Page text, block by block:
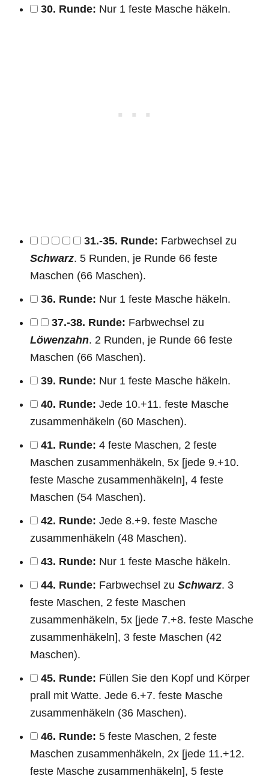
30. Runde: Nur 1 feste Masche häkeln.
31.-35. Runde: Farbwechsel zu
Schwarz. 5 Runden, je Runde 66 feste
Maschen (66 Maschen).
36. Runde: Nur 1 feste Masche häkeln.
37.-38. Runde: Farbwechsel zu
Löwenzahn. 2 Runden, je Runde 66 feste
Maschen (66 Maschen).
39. Runde: Nur 1 feste Masche häkeln.
40. Runde: Jede 10.+11. feste Masche
zusammenhäkeln (60 Maschen).
41. Runde: 4 feste Maschen, 2 feste
Maschen zusammenhäkeln, 5x [jede 9.+10.
feste Masche zusammenhäkeln], 4 feste
Maschen (54 Maschen).
42. Runde: Jede 8.+9. feste Masche
zusammenhäkeln (48 Maschen).
43. Runde: Nur 1 feste Masche häkeln.
44. Runde: Farbwechsel zu Schwarz. 3
feste Maschen, 2 feste Maschen
zusammenhäkeln, 5x [jede 7.+8. feste Masche
zusammenhäkeln], 3 feste Maschen (42
Maschen).
45. Runde: Füllen Sie den Kopf und Körper
prall mit Watte. Jede 6.+7. feste Masche
zusammenhäkeln (36 Maschen).
46. Runde: 5 feste Maschen, 2 feste
Maschen zusammenhäkeln, 2x [jede 11.+12.
feste Masche zusammenhäkeln], 5 feste